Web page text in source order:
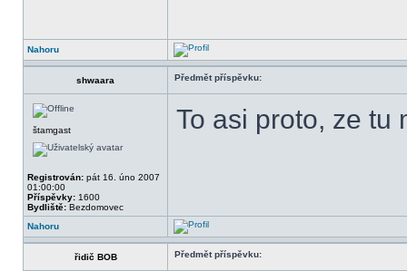
Nahoru
shwaara Předmět příspěvku:
štamgast
Registrován: pát 16. úno 2007
01:00:00
Příspěvky: 1600
Bydliště: Bezdomovec
To asi proto, ze tu
Nahoru
řidič BOB Předmět příspěvku: